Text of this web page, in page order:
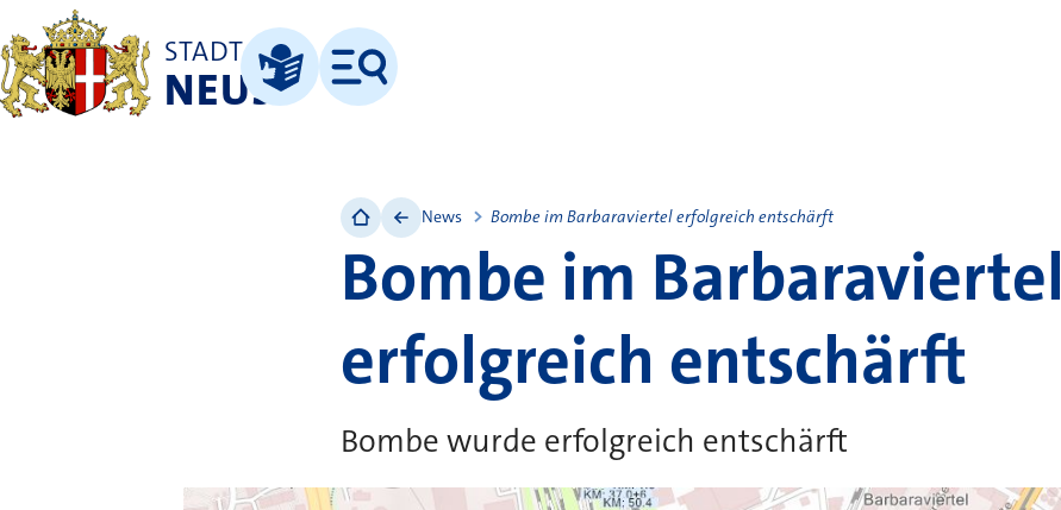
STADT
NEUSSLeichte Sprache
Menü
News Bombe im Barbaraviertel erfolgreich entschärft
Bombe im Barbaraviertel
erfolgreich entschärft
Bombe wurde erfolgreich entschärft